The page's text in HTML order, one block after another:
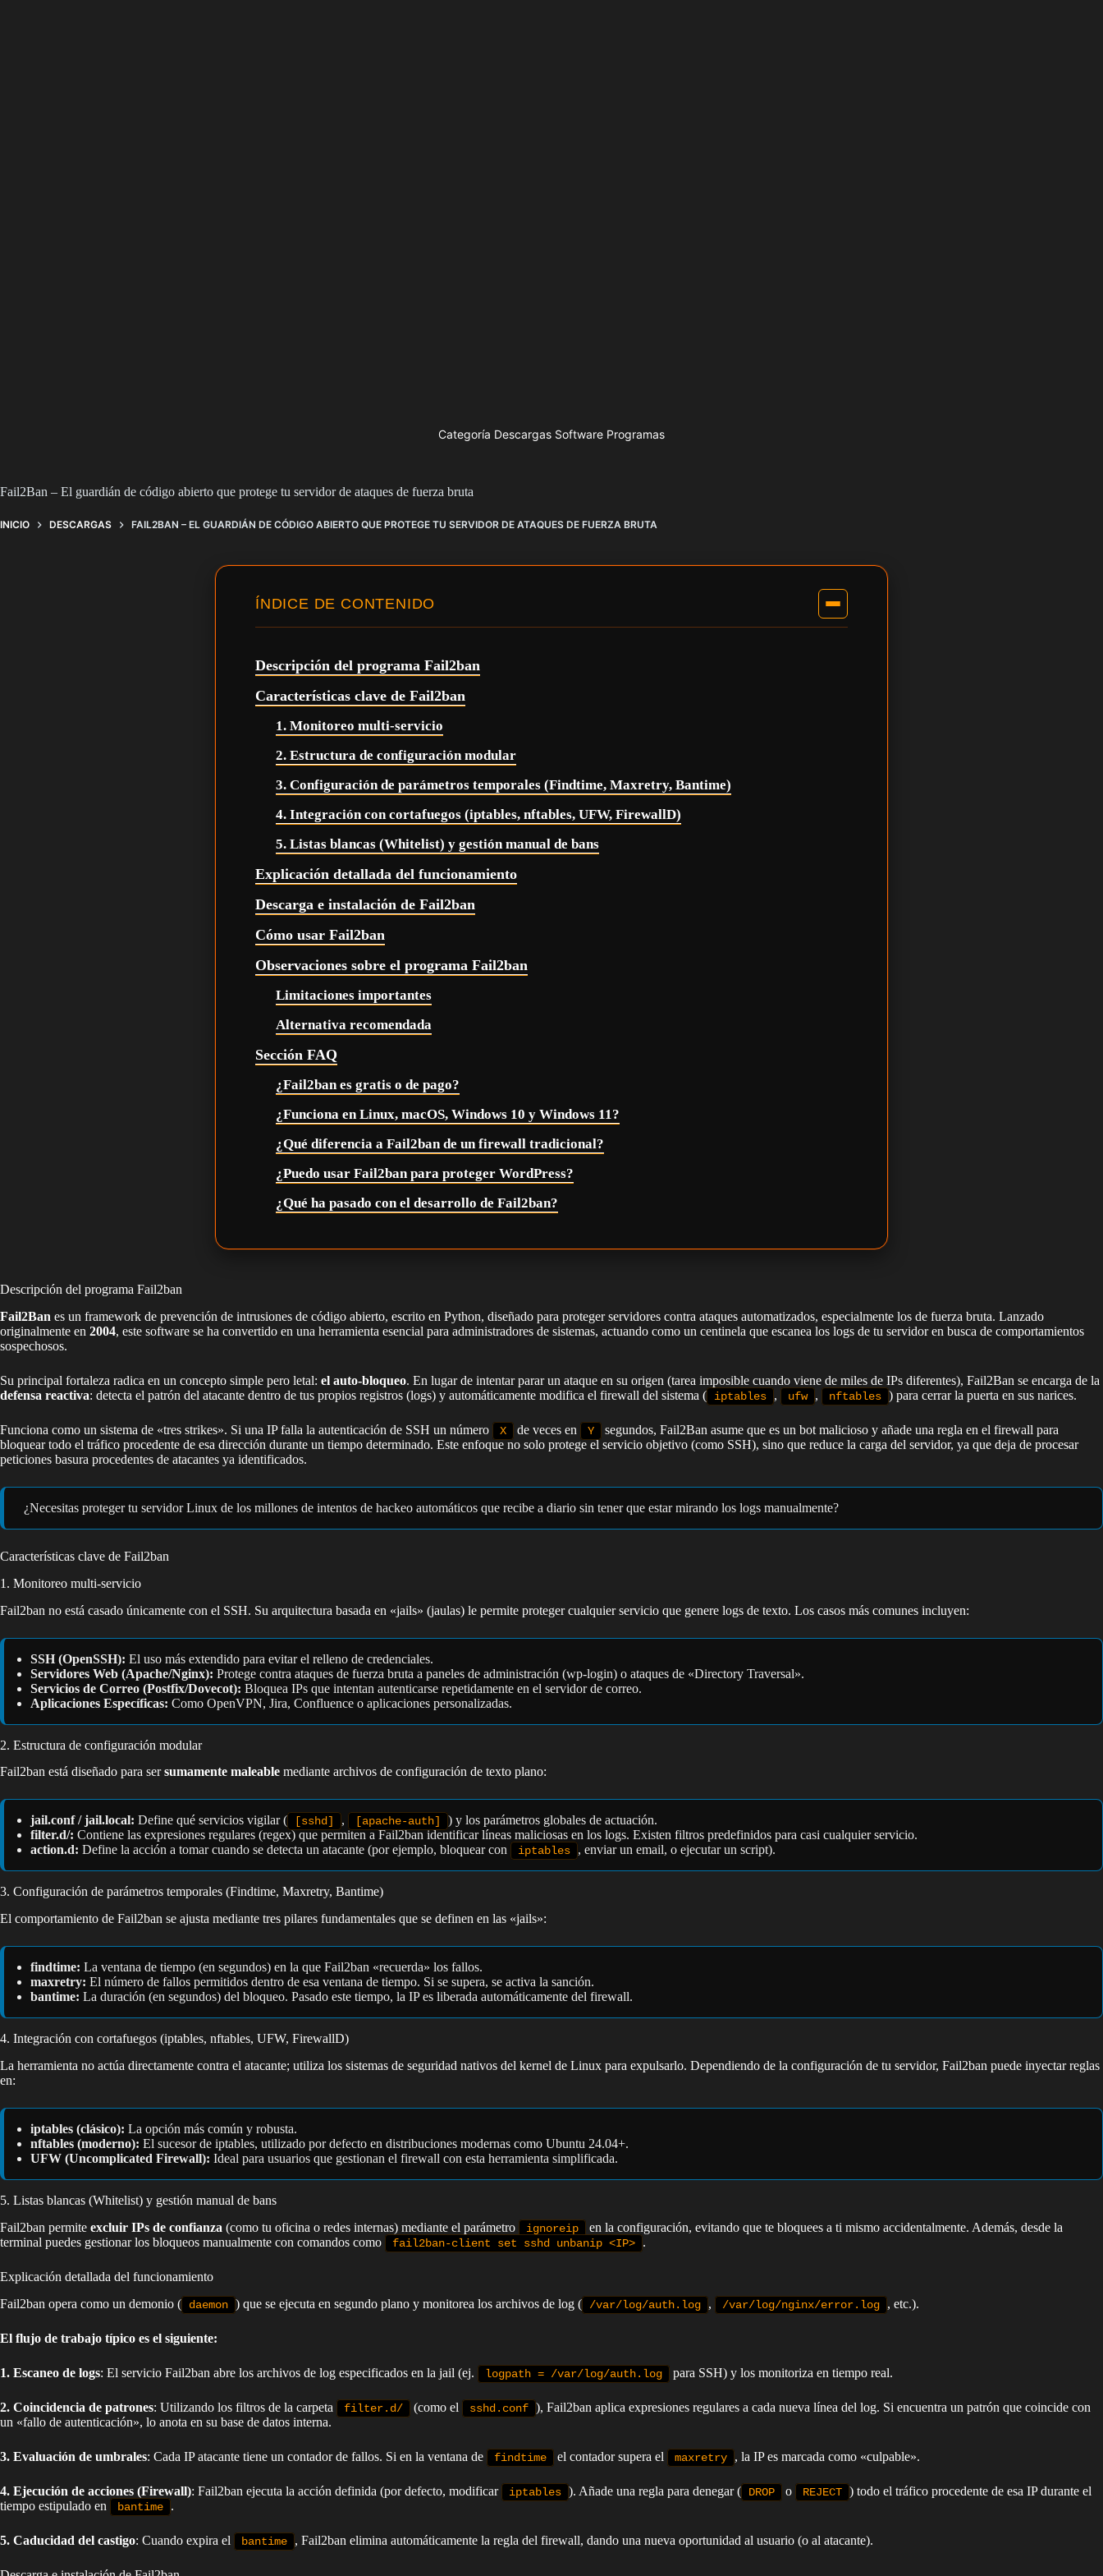
Categoría Descargas Software Programas
Fail2Ban – El guardián de código abierto que protege tu servidor de ataques de fuerza bruta
INICIO DESCARGAS FAIL2BAN – EL GUARDIÁN DE CÓDIGO ABIERTO QUE PROTEGE TU SERVIDOR DE ATAQUES DE FUERZA BRUTA
ÍNDICE DE CONTENIDO
Descripción del programa Fail2ban
Características clave de Fail2ban
1. Monitoreo multi-servicio
2. Estructura de configuración modular
3. Configuración de parámetros temporales (Findtime, Maxretry, Bantime)
4. Integración con cortafuegos (iptables, nftables, UFW, FirewallD)
5. Listas blancas (Whitelist) y gestión manual de bans
Explicación detallada del funcionamiento
Descarga e instalación de Fail2ban
Cómo usar Fail2ban
Observaciones sobre el programa Fail2ban
Limitaciones importantes
Alternativa recomendada
Sección FAQ
¿Fail2ban es gratis o de pago?
¿Funciona en Linux, macOS, Windows 10 y Windows 11?
¿Qué diferencia a Fail2ban de un firewall tradicional?
¿Puedo usar Fail2ban para proteger WordPress?
¿Qué ha pasado con el desarrollo de Fail2ban?
Descripción del programa Fail2ban
Fail2Ban es un framework de prevención de intrusiones de código abierto, escrito en Python, diseñado para proteger servidores contra ataques automatizados, especialmente los de fuerza bruta. Lanzado
originalmente en 2004, este software se ha convertido en una herramienta esencial para administradores de sistemas, actuando como un centinela que escanea los logs de tu servidor en busca de comportamientos
sospechosos.
Su principal fortaleza radica en un concepto simple pero letal: el auto-bloqueo. En lugar de intentar parar un ataque en su origen (tarea imposible cuando viene de miles de IPs diferentes), Fail2Ban se encarga de la
defensa reactiva: detecta el patrón del atacante dentro de tus propios registros (logs) y automáticamente modifica el firewall del sistema ( iptables , ufw , nftables ) para cerrar la puerta en sus narices.
Funciona como un sistema de «tres strikes». Si una IP falla la autenticación de SSH un número X de veces en Y
segundos, Fail2Ban asume que es un bot malicioso y añade una regla en el firewall para
bloquear todo el tráfico procedente de esa dirección durante un tiempo determinado. Este enfoque no solo protege el servicio objetivo (como SSH), sino que reduce la carga del servidor, ya que deja de procesar
peticiones basura procedentes de atacantes ya identificados.
¿Necesitas proteger tu servidor Linux de los millones de intentos de hackeo automáticos que recibe a diario sin tener que estar mirando los logs manualmente?
Características clave de Fail2ban
1. Monitoreo multi-servicio
Fail2ban no está casado únicamente con el SSH. Su arquitectura basada en «jails» (jaulas) le permite proteger cualquier servicio que genere logs de texto. Los casos más comunes incluyen:
SSH (OpenSSH): El uso más extendido para evitar el relleno de credenciales.
Servidores Web (Apache/Nginx): Protege contra ataques de fuerza bruta a paneles de administración (wp-login) o ataques de «Directory Traversal».
Servicios de Correo (Postfix/Dovecot): Bloquea IPs que intentan autenticarse repetidamente en el servidor de correo.
Aplicaciones Específicas: Como OpenVPN, Jira, Confluence o aplicaciones personalizadas.
2. Estructura de configuración modular
Fail2ban está diseñado para sersumamente maleable mediante archivos de configuración de texto plano:
jail.conf / jail.local: Define qué servicios vigilar ( [sshd] , [apache-auth]
) y los parámetros globales de actuación.
filter.d/: Contiene las expresiones regulares (regex) que permiten a Fail2ban identificar líneas maliciosas en los logs. Existen filtros predefinidos para casi cualquier servicio.
action.d: Define la acción a tomar cuando se detecta un atacante (por ejemplo, bloquear con iptables , enviar un email, o ejecutar un script).
3. Configuración de parámetros temporales (Findtime, Maxretry, Bantime)
El comportamiento de Fail2ban se ajusta mediante tres pilares fundamentales que se definen en las «jails»:
findtime: La ventana de tiempo (en segundos) en la que Fail2ban «recuerda» los fallos.
maxretry: El número de fallos permitidos dentro de esa ventana de tiempo. Si se supera, se activa la sanción.
bantime: La duración (en segundos) del bloqueo. Pasado este tiempo, la IP es liberada automáticamente del firewall.
4. Integración con cortafuegos (iptables, nftables, UFW, FirewallD)
La herramienta no actúa directamente contra el atacante; utiliza los sistemas de seguridad nativos del kernel de Linux para expulsarlo. Dependiendo de la configuración de tu servidor, Fail2ban puede inyectar reglas
en:
iptables (clásico): La opción más común y robusta.
nftables (moderno): El sucesor de iptables, utilizado por defecto en distribuciones modernas como Ubuntu 24.04+.
UFW (Uncomplicated Firewall): Ideal para usuarios que gestionan el firewall con esta herramienta simplificada.
5. Listas blancas (Whitelist) y gestión manual de bans
Fail2ban permite excluir IPs de confianza (como tu oficina o redes internas) mediante el parámetro ignoreip
en la configuración, evitando que te bloquees a ti mismo accidentalmente. Además, desde la
terminal puedes gestionar los bloqueos manualmente con comandos como
fail2ban-client set sshd unbanip <IP> .
Explicación detallada del funcionamiento
Fail2ban opera como un demonio (
daemon ) que se ejecuta en segundo plano y monitorea los archivos de log ( /var/log/auth.log , /var/log/nginx/error.log , etc.).
El flujo de trabajo típico es el siguiente:
1. Escaneo de logs: El servicio Fail2ban abre los archivos de log especificados en la jail (ej. logpath = /var/log/auth.log para SSH) y los monitoriza en tiempo real.
2. Coincidencia de patrones: Utilizando los filtros de la carpeta filter.d/ (como el sshd.conf ), Fail2ban aplica expresiones regulares a cada nueva línea del log. Si encuentra un patrón que coincide con
un «fallo de autenticación», lo anota en su base de datos interna.
3. Evaluación de umbrales: Cada IP atacante tiene un contador de fallos. Si en la ventana de findtime el contador supera el maxretry , la IP es marcada como «culpable».
4. Ejecución de acciones (Firewall): Fail2ban ejecuta la acción definida (por defecto, modificar iptables ). Añade una regla para denegar ( DROP o REJECT ) todo el tráfico procedente de esa IP durante el
tiempo estipulado en
bantime .
5. Caducidad del castigo: Cuando expira el bantime , Fail2ban elimina automáticamente la regla del firewall, dando una nueva oportunidad al usuario (o al atacante).